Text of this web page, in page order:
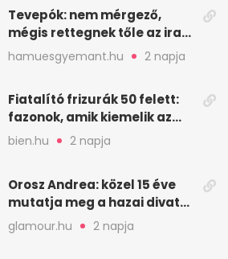
Tevepók: nem mérgező,
mégis rettegnek tőle az iraki
sivatagban
hamuesgyemant.hu 2 napja
Fiatalító frizurák 50 felett:
fazonok, amik kiemelik az
arcodat
bien.hu 2 napja
Orosz Andrea: közel 15 éve
mutatja meg a hazai divat
arcait
glamour.hu 2 napja